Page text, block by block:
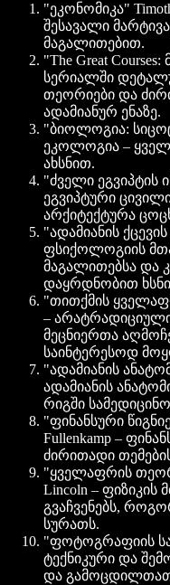
"ეკონომიკა"
შესავალი
მაგალითებით.
"The Great
სერიალში
თეორიები და
ადამიანურ ენაზე.
"ბიოლოგია:
ეკოლოგია –
ახსნით.
"ძველი ეგვიპტის
ეგვიპტური
არქიტექტურა
"ადამიანის
ფსიქოლოგიის
მაგალითებსა და
დაყრდნობით
"თითქმის
–
მეცნიერთა
საინტერესოდ
"ადამიანის
ადამიანის
რიგში
"ფინანსური
Fullenkamp –
ძირითადი
"ყველაფრის
Lincoln – ფიზიკის
გვაჩვენებს,
სურათს.
"ფოტოგრაფიის
ტექნიკური და
და